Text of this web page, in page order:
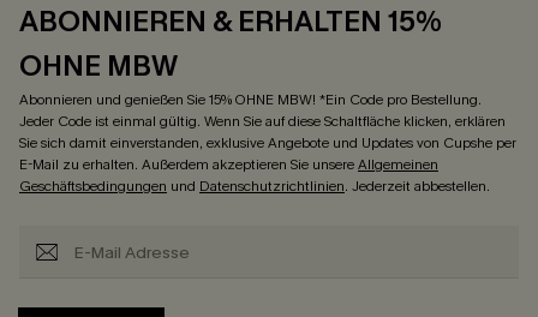
ABONNIEREN & ERHALTEN 15%
OHNE MBW
Abonnieren und genießen Sie 15% OHNE MBW! *Ein Code pro Bestellung.
Jeder Code ist einmal gültig. Wenn Sie auf diese Schaltfläche klicken, erklären
Sie sich damit einverstanden, exklusive Angebote und Updates von Cupshe per
E-Mail zu erhalten. Außerdem akzeptieren Sie unsereAllgemeinen
Geschäftsbedingungen und Datenschutzrichtlinien. Jederzeit abbestellen.